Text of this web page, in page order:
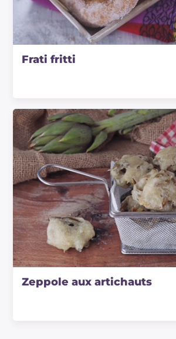
Frati fritti
Zeppole aux artichauts